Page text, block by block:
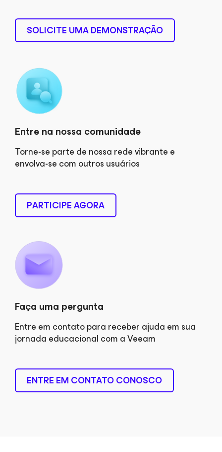
SOLICITE UMA DEMONSTRAÇÃO
Entre na nossa comunidade
Torne-se parte de nossa rede vibrante e
envolva-se com outros usuários
PARTICIPE AGORA
Faça uma pergunta
Entre em contato para receber ajuda em sua
jornada educacional com a Veeam
ENTRE EM CONTATO CONOSCO